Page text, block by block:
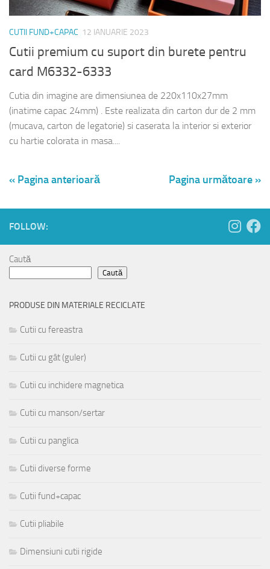
CUTII FUND+CAPAC 12 IANUARIE 2023
Cutii premium cu suport din burete pentru
card M6332-6333
Cutia din imagine are dimensiunea de 220x110x27mm
(inatime capac 24mm) . Este realizata din carton dur de 2 mm
(mucava, carton de legatorie) si caserata la interior si exterior
cu hartie colorata in masa....
« Pagina anterioară Pagina următoare »
FOLLOW:
Caută
Caută
PRODUSE DIN MATERIALE RECICLATE
Cutii cu fereastra
Cutii cu gât (guler)
Cutii cu inchidere magnetica
Cutii cu manson/sertar
Cutii cu panglica
Cutii diverse forme
Cutii fund+capac
Cutii pliabile
Dimensiuni cutii rigide